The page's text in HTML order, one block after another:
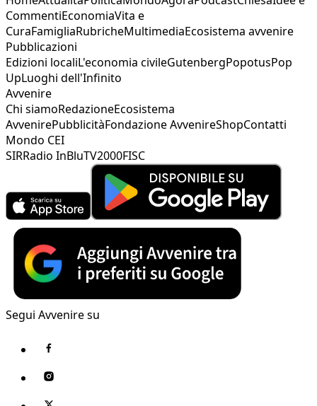
CommentiEconomiaVita e
CuraFamigliaRubricheMultimediaEcosistema avvenire
Pubblicazioni
Edizioni localiL'economia civileGutenbergPopotusPop
UpLuoghi dell'Infinito
Avvenire
Chi siamoRedazioneEcosistema
AvvenirePubblicitàFondazione AvvenireShopContatti
Mondo CEI
SIRRadio InBluTV2000FISC
Segui Avvenire su